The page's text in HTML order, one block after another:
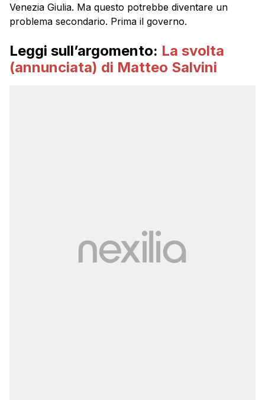
Venezia Giulia. Ma questo potrebbe diventare un
problema secondario. Prima il governo.
Leggi sull’argomento: La svolta
(annunciata) di Matteo Salvini